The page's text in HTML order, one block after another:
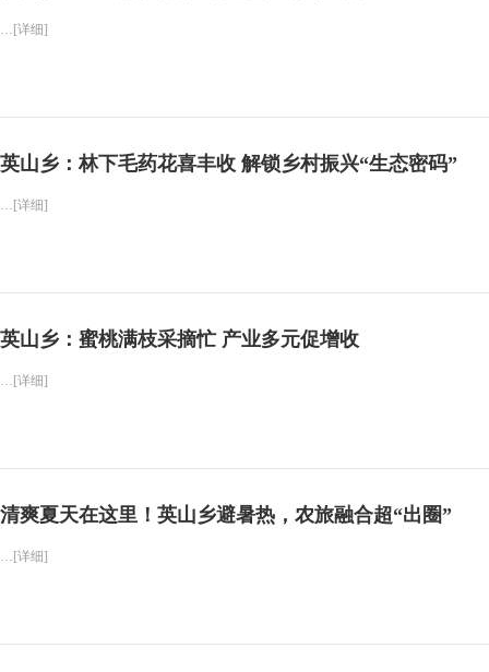
…[详细]
英山乡：林下毛药花喜丰收 解锁乡村振兴“生态密码”
…[详细]
英山乡：蜜桃满枝采摘忙 产业多元促增收
…[详细]
清爽夏天在这里！英山乡避暑热，农旅融合超“出圈”
…[详细]